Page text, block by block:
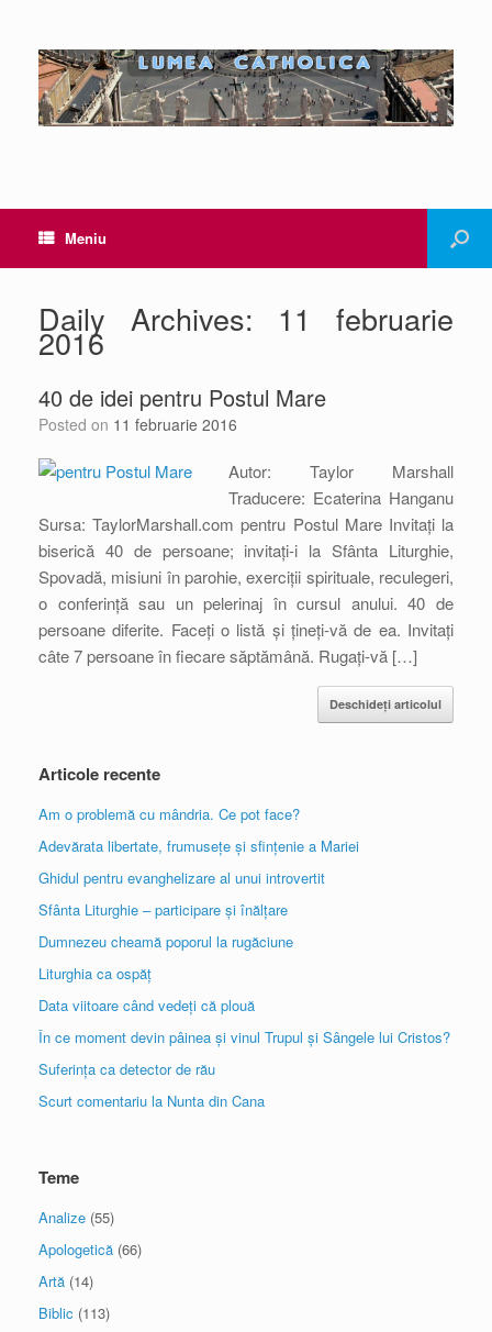
Meniu
Daily Archives: 11 februarie
2016
40 de idei pentru Postul Mare
Posted on 11 februarie 2016
Autor: Taylor Marshall
Traducere: Ecaterina Hanganu
Sursa: TaylorMarshall.com pentru Postul Mare Invitați la
biserică 40 de persoane; invitați-i la Sfânta Liturghie,
Spovadă, misiuni în parohie, exerciții spirituale, reculegeri,
o conferință sau un pelerinaj în cursul anului. 40 de
persoane diferite. Faceți o listă și țineți-vă de ea. Invitați
câte 7 persoane în fiecare săptămână. Rugați-vă […]
Deschideți articolul
Articole recente
Am o problemă cu mândria. Ce pot face?
Adevărata libertate, frumusețe și sfințenie a Mariei
Ghidul pentru evanghelizare al unui introvertit
Sfânta Liturghie – participare și înălțare
Dumnezeu cheamă poporul la rugăciune
Liturghia ca ospăț
Data viitoare când vedeți că plouă
În ce moment devin pâinea și vinul Trupul și Sângele lui Cristos?
Suferința ca detector de rău
Scurt comentariu la Nunta din Cana
Teme
Analize (55)
Apologetică (66)
Artă (14)
Biblic (113)